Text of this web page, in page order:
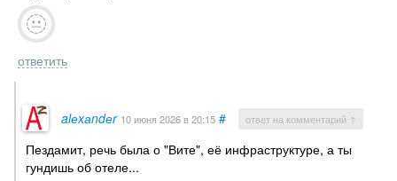
ответить
alеxаndеr 10 июня 2026в 20:15 # ответ на комментарий ↑
Пездамит, речь была о "Вите", её инфраструктуре, а ты
гундишь об отеле...